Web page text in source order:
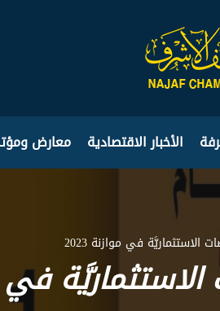
الأخبار الاقتصادية معارض
الاستثماريَّة في موازنة 2023
في